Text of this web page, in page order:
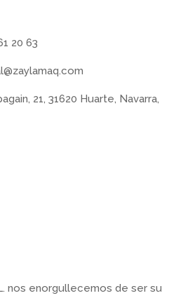
20 63
21, 31620 Huarte, Navarra,
nos enorgullecemos de ser su